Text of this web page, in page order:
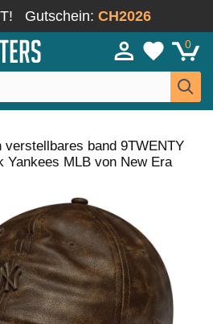
Gutschein: CH2026
0
verstellbares band 9TWENTY
Yankees MLB von New Era